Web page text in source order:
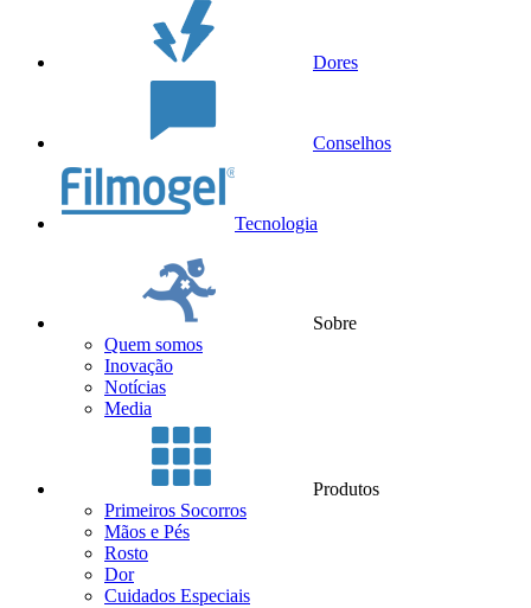
Dores
Conselhos
Tecnologia
Sobre
Quem somos
Inovação
Notícias
Media
Produtos
Primeiros Socorros
Mãos e Pés
Rosto
Dor
Cuidados Especiais